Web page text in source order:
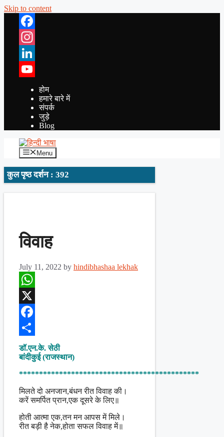
Skip to content
Facebook
Instagram
LinkedIn
YouTube
होम
हमारे बारे में
संपर्क
जुड़े
Blog
Menu
कुल पृष्ठ दर्शन : 392
विवाह
July 11, 2022 by hindibhashaa lekhak
WhatsApp
X
Facebook
Share
डॉ.एन.के. सेठी
बांदीकुई (राजस्थान)
*********************************************
मिलते दो अनजान,बंधन रीत विवाह की।
करें समर्पित प्रान,एक दूसरे के लिए॥
होती आत्मा एक,तन मन आपस में मिले।
रीत बड़ी है नेक,होता सफल विवाह में॥